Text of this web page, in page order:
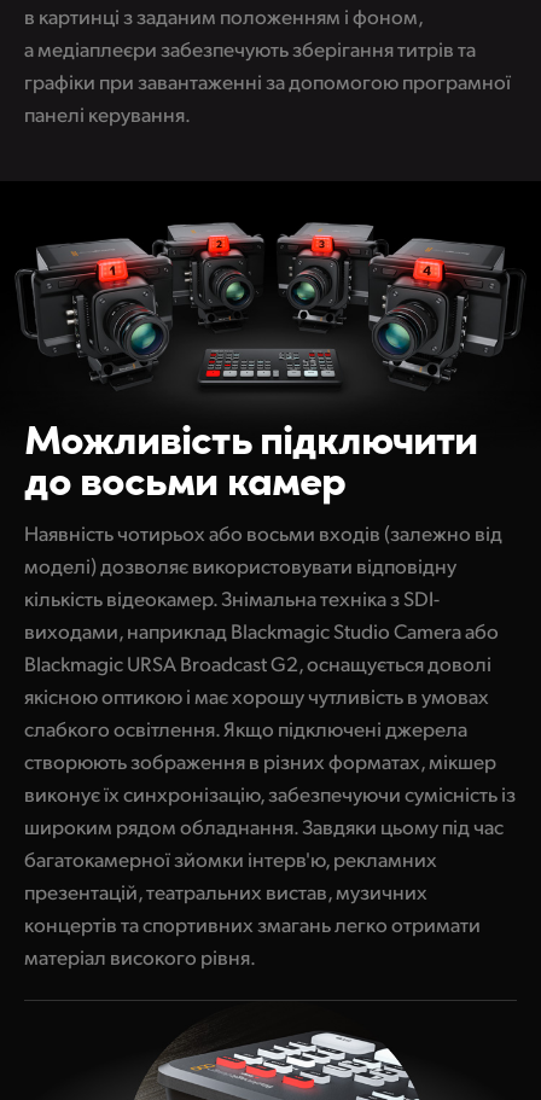
в картинці з заданим положенням і фоном,
а медіаплеєри забезпечують зберігання титрів та
графіки при завантаженні за допомогою програмної
панелі керування.
Можливістьпідключити
до восьми камер
Наявність чотирьох або восьми входів (залежно від
моделі) дозволяє використовувати відповідну
кількість відеокамер. Знімальна техніка з SDI-
виходами, наприклад Blackmagic Studio Camera або
Blackmagic URSA Broadcast G2, оснащується доволі
якісною оптикою і має хорошу чутливість в умовах
слабкого освітлення. Якщо підключені джерела
створюють зображення в різних форматах, мікшер
виконує їх синхронізацію, забезпечуючи сумісність із
широким рядом обладнання. Завдяки цьому під час
багатокамерної зйомки інтерв'ю, рекламних
презентацій, театральних вистав, музичних
концертів та спортивних змагань легко отримати
матеріал високого рівня.